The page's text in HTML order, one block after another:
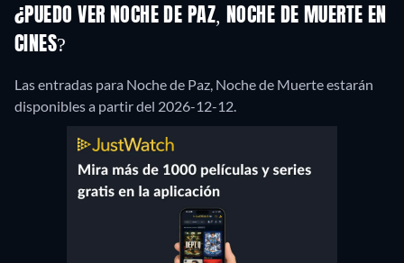
¿PUEDO VER NOCHE DE PAZ, NOCHE DE MUERTE EN
CINES?
Las entradas para Noche de Paz, Noche de Muerte estarán
disponibles a partir del 2026-12-12.